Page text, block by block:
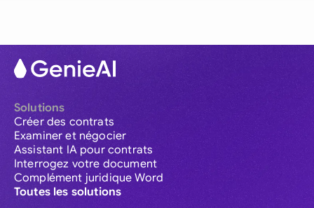
Solutions
Créer des contrats
Examiner et négocier
Assistant IA pour contrats
Interrogez votre document
Complément juridique Word
Toutes les solutions